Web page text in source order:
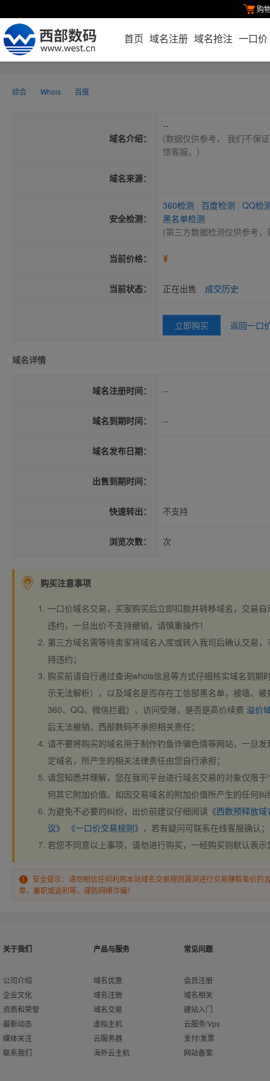
购
首页 域名注册 域名抢注 一口价
综合 Whois 百度
域名介绍：
--
(数据仅供参考， 我们不保
馈客服。）
域名来源：
安全检测：
360检测 百度检测
QQ检
黑名单检测
(第三方数据检测仅供参考
当前价格： ¥
当前状态： 正在出售 成交历史
立即购买 返回一口
域名详情
域名注册时间： --
域名到期时间： --
域名发布日期：
出售到期时间：
快速转出： 不支持
浏览次数： 次
购买注意事项
一口价域名交易，买家购买后立即扣款并转移域名，交易
违约，一旦出价不支持撤销，请慎重操作！
第三方域名需等待卖家将域名入库或转入我司后确认交易
持违约；
购买前请自行通过查询whois信息等方式仔细核实域名到期
示无法解析），以及域名是否存在工信部黑名单，被墙、
360、QQ、微信拦截）、访问受限，是否是高价续费 溢价
后无法撤销，西部数码不承担相关责任；
请不要将购买的域名用于制作钓鱼诈骗色情等网站，一旦
定域名，所产生的相关法律责任由您自行承担；
请您知悉并理解，您在我司平台进行域名交易的对象仅限于
何其它附加价值。如因交易域名的附加价值所产生的任何
为避免不必要的纠纷，出价前建议仔细阅读 《西数预释放
议》
《一口价交易规则》 ，若有疑问可联系在线客服确认；
若您不同意以上事项，请勿进行购买，一经购买则默认表
安全提示：请勿相信任何利用本站域名交易规则漏洞进行交易赚取差价的
单、兼职或返利等，谨防网络诈骗！
关于我们
公司介绍
企业文化
资质和荣誉
最新动态
媒体关注
联系我们
产品与服务
域名优惠
域名注册
域名交易
虚拟主机
云服务器
海外云主机
常见问题
会员注册
域名相关
建站入门
云服务/Vps
支付/发票
网站备案